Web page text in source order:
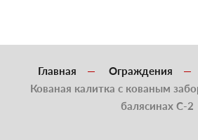
Главная Ограждения
Кованая калитка с кованым
балясинах С-2